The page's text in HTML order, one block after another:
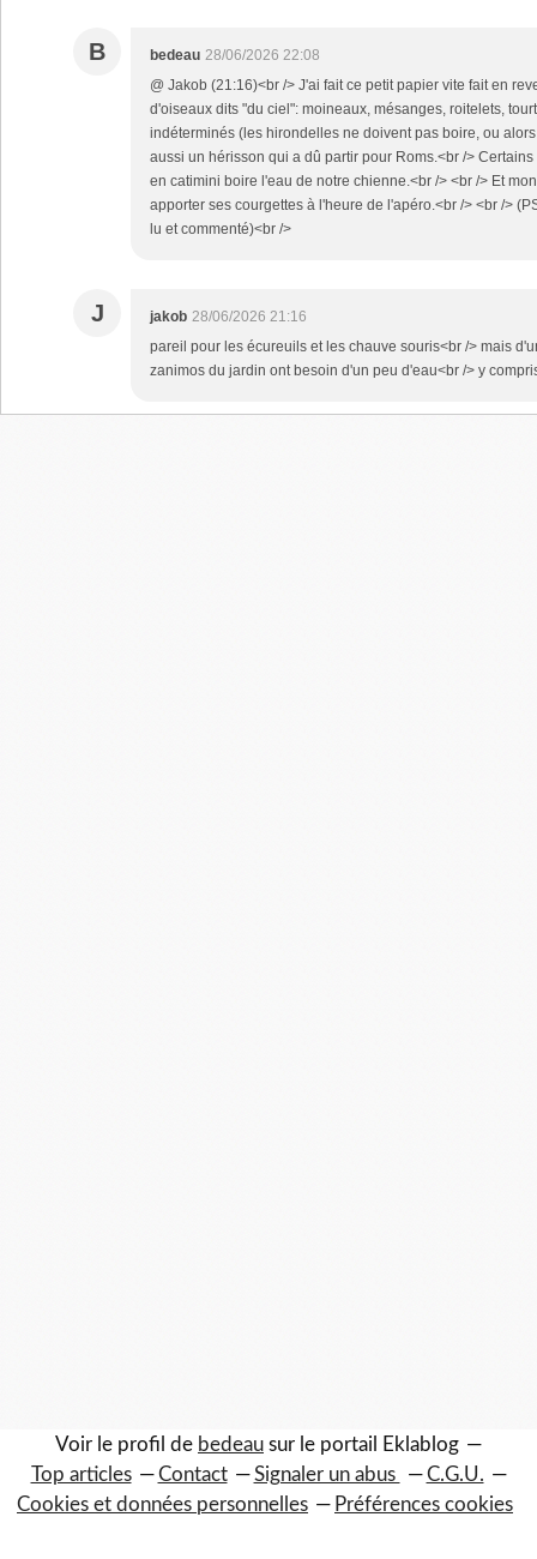
B bedeau 28/06/2026 22:08
@ Jakob (21:16)<br /> J'ai fait ce petit papier vite fait en
d'oiseaux dits "du ciel": moineaux, mésanges, roitelets,
indéterminés (les hirondelles ne doivent pas boire, ou
aussi un hérisson qui a dû partir pour Roms.<br />
en catimini boire l'eau de notre chienne.<br /> <br /> Et
apporter ses courgettes à l'heure de l'apéro.<br /> <br />
lu et commenté)<br />
J jakob 28/06/2026 21:16
pareil pour les écureuils et les chauve souris<br /> mais
zanimos du jardin ont besoin d'un peu d'eau<br /> y
Voir le profil de bedeau sur le portail Eklablog
Top articles
Contact Signaler un abus
C.G.U.
Cookies et données personnelles
Préférences cookies